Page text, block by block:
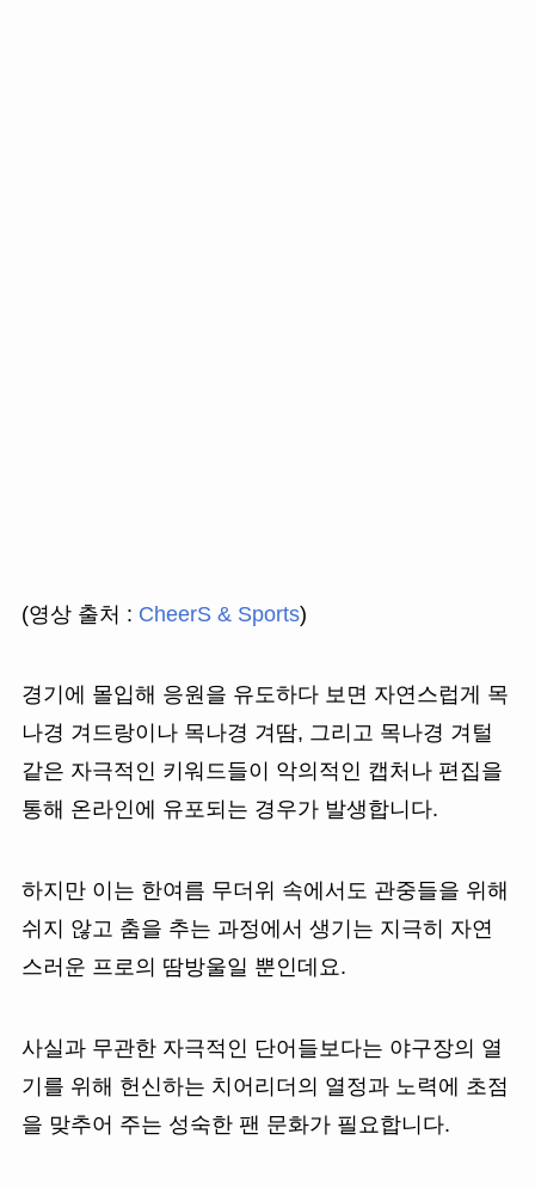
(영상 출처 : CheerS & Sports)
경기에 몰입해 응원을 유도하다 보면 자연스럽게 목
나경 겨드랑이나 목나경 겨땀, 그리고 목나경 겨털
같은 자극적인 키워드들이 악의적인 캡처나 편집을
통해 온라인에 유포되는 경우가 발생합니다.
하지만 이는 한여름 무더위 속에서도 관중들을 위해
쉬지 않고 춤을 추는 과정에서 생기는 지극히 자연
스러운 프로의 땀방울일 뿐인데요.
사실과 무관한 자극적인 단어들보다는 야구장의 열
기를 위해 헌신하는 치어리더의 열정과 노력에 초점
을 맞추어 주는 성숙한 팬 문화가 필요합니다.